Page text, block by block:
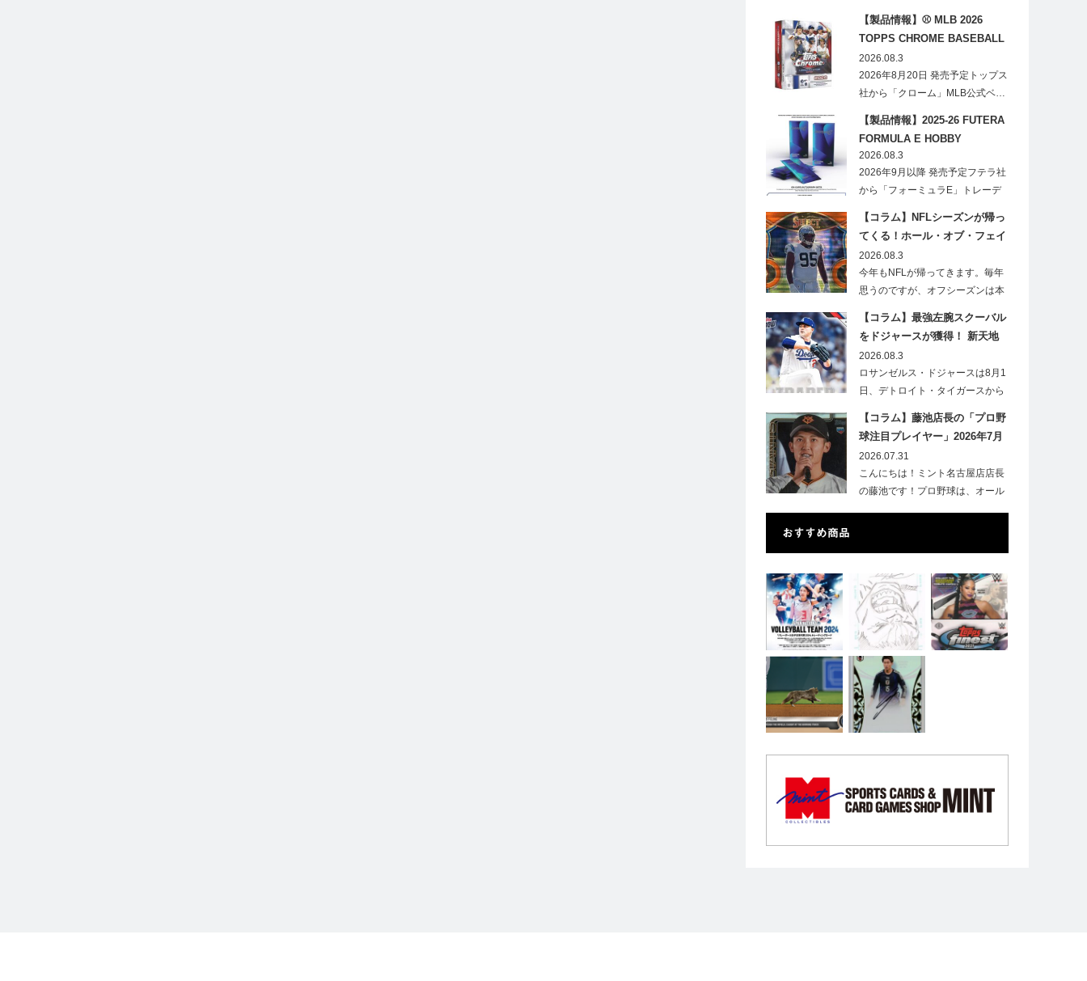
【製品情報】⚾ MLB 2026
TOPPS CHROME BASEBALL
LOGOFRACTOR
2026.08.3
2026年8月20日 発売予定トップス
社から「クローム」MLB公式ベ…
【製品情報】2025-26 FUTERA
FORMULA E HOBBY
2026.08.3
2026年9月以降 発売予定フテラ社
から「フォーミュラE」トレーデ
【コラム】NFLシーズンが帰っ
てくる！ホール・オブ・フェイ
ムゲームで注目したい7選手
2026.08.3
今年もNFLが帰ってきます。毎年
思うのですが、オフシーズンは本
【コラム】最強左腕スクーバル
をドジャースが獲得！ 新天地
での初トレカは「Go Blue !」
のインスク入り！
2026.08.3
ロサンゼルス・ドジャースは8月1
日、デトロイト・タイガースから
【コラム】藤池店長の「プロ野
球注目プレイヤー」2026年7月
号②
2026.07.31
こんにちは！ミント名古屋店店長
の藤池です！プロ野球は、オール
おすすめ商品